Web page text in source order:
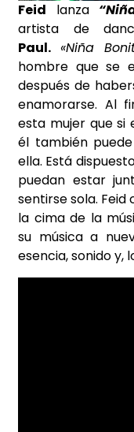
Feid lanza
artista de
Paul. «Niña
hombre que se
después de
enamorarse. Al
esta mujer que si
él también
ella. Está
puedan estar
sentirse sola.
la cima de la
su música a
esencia, sonido y,